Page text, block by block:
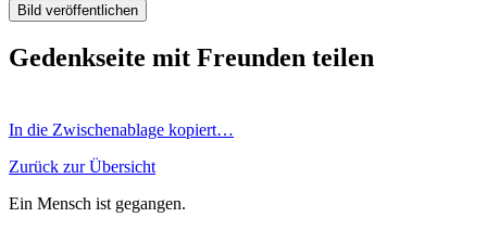
Gedenkseite mit Freunden teilen
In die Zwischenablage kopiert…
Zurück zur Übersicht
Ein Mensch ist gegangen.